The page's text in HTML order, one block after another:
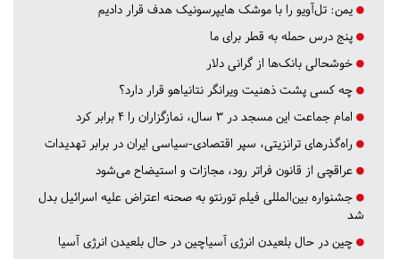
یمن: تل‌آویو را با موشک هایپرسونیک هدف قرار دادیم
پنج درس‌ حمله به قطر برای ما
خوشحالی بانک‌ها از گرانی دلار
چه کسی پشت ذهنیت ویرانگر نتانیاهو قرار دارد؟
امام جماعت این مسجد در ۳ سال، نمازگزاران را ۴ برابر کرد
راه‌گذرهای ترانزیتی، سپر اقتصادی-سیاسی ایران در برابر تهدیدات
عراقچی از قانون فراتر رود، مجازات و استیضاح می‌شود
جشنواره بین‌المللی فیلم تورنتو به صحنه اعتراض علیه اسرائیل بدل
شد
چین در حال بلعیدن انرژی آسیاچین در حال بلعیدن انرژی آسیا